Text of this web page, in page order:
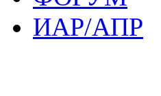
ИАР/АПР